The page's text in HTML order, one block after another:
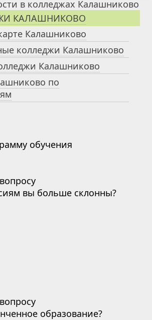
КАЛАШНИКОВО
Калашниково
колледжи Калашниково
Калашниково
по
обучения
вы больше склонны?
образование?